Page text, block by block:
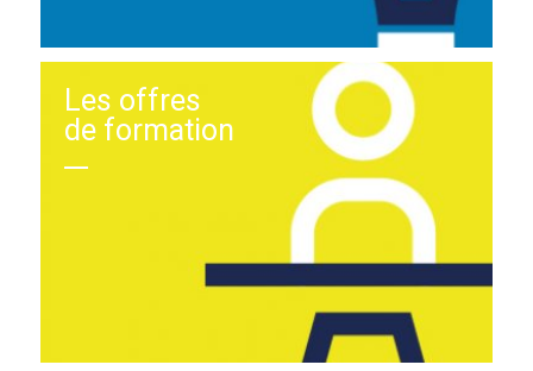
Les offres
de formation